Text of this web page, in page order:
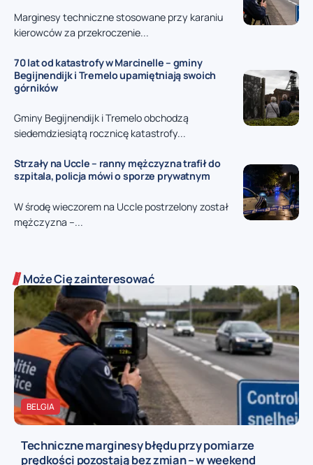
Marginesy techniczne stosowane przy karaniu
kierowców za przekroczenie...
70 lat od katastrofy w Marcinelle – gminy
Begijnendijk i Tremelo upamiętniają swoich
górników
Gminy Begijnendijk i Tremelo obchodzą
siedemdziesiątą rocznicę katastrofy...
Strzały na Uccle – ranny mężczyzna trafił do
szpitala, policja mówi o sporze prywatnym
W środę wieczorem na Uccle postrzelony został
mężczyzna –...
Może Cię zainteresować
BELGIA
Techniczne marginesy błędu przy pomiarze
prędkości pozostają bez zmian – w weekend